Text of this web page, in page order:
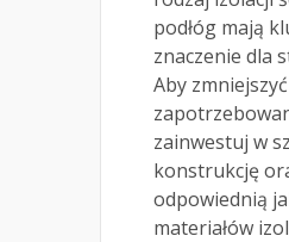
podłóg mają
znaczenie dla
Aby zmniejszyć
zainwestuj w
konstrukcję
odpowiednią
materiałów